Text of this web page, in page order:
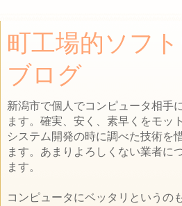
町工場的ソフ
ブログ
新潟市で個人でコンピュータ相手
ます。確実、安く、素早くをモッ
システム開発の時に調べた技術を
ます。あまりよろしくない業者に
ます。
コンピュータにベッタリというの